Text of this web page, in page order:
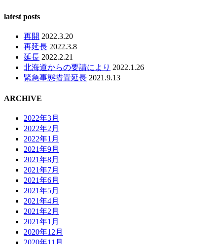
latest posts
再開 2022.3.20
再延長 2022.3.8
延長 2022.2.21
北海道からの要請により 2022.1.26
緊急事態措置延長 2021.9.13
ARCHIVE
2022年3月
2022年2月
2022年1月
2021年9月
2021年8月
2021年7月
2021年6月
2021年5月
2021年4月
2021年2月
2021年1月
2020年12月
2020年11月